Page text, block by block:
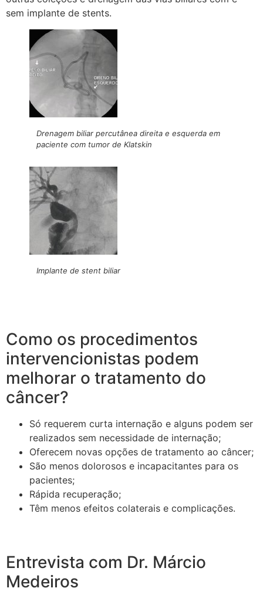
sem implante de stents.
Drenagem biliar percutânea direita e esquerda em
paciente com tumor de Klatskin
Implante de stent biliar
Como os procedimentos
intervencionistas podem
melhorar o tratamento do
câncer?
Só requerem curta internação e alguns podem ser
realizados sem necessidade de internação;
Oferecem novas opções de tratamento ao câncer;
São menos dolorosos e incapacitantes para os
pacientes;
Rápida recuperação;
Têm menos efeitos colaterais e complicações.
Entrevista com Dr. Márcio
Medeiros